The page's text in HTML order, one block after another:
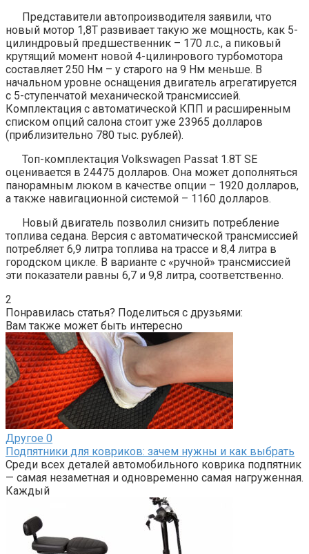
Представители автопроизводителя заявили, что
новый мотор 1,8T развивает такую же мощность, как 5-
цилиндровый предшественник – 170 л.с., а пиковый
крутящий момент новой 4-цилинрового турбомотора
составляет 250 Нм – у старого на 9 Нм меньше. В
начальном уровне оснащения двигатель агрегатируется
с 5-ступенчатой механической трансмиссией.
Комплектация с автоматической КПП и расширенным
списком опций салона стоит уже 23965 долларов
(приблизительно 780 тыс. рублей).
Топ-комплектация Volkswagen Passat 1.8T SE
оценивается в 24475 долларов. Она может дополняться
панорамным люком в качестве опции – 1920 долларов,
а также навигационной системой – 1160 долларов.
Новый двигатель позволил снизить потребление
топлива седана. Версия с автоматической трансмиссией
потребляет 6,9 литра топлива на трассе и 8,4 литра в
городском цикле. В варианте с «ручной» трансмиссией
эти показатели равны 6,7 и 9,8 литра, соответственно.
2
Понравилась статья? Поделиться с друзьями:
Вам также может быть интересно
Другое 0
Подпятники для ковриков: зачем нужны и как выбрать
Среди всех деталей автомобильного коврика подпятник
— самая незаметная и одновременно самая нагруженная.
Каждый